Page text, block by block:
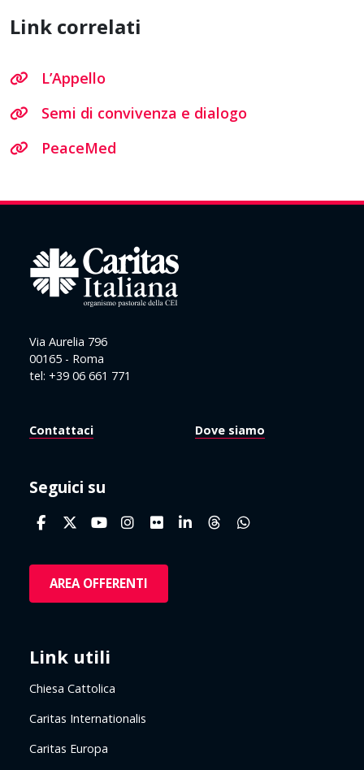
Link correlati
L’Appello
Semi di convivenza e dialogo
PeaceMed
Via Aurelia 796
00165 - Roma
tel: +39 06 661 771
Contattaci Dove siamo
Seguici su
AREA OFFERENTI
Link utili
Chiesa Cattolica
Caritas Internationalis
Caritas Europa